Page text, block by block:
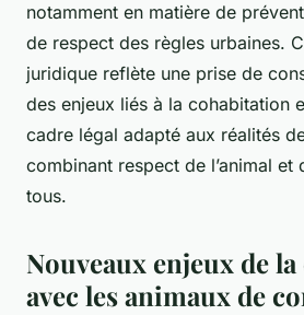
notamment en matière de
de respect des règles urbaines.
juridique reflète une prise de
des enjeux liés à la cohabitation
cadre légal adapté aux réalités
combinant respect de l’animal
tous.
Nouveaux enjeux de
avec les animaux de